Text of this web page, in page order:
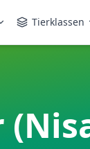
Tierklassen